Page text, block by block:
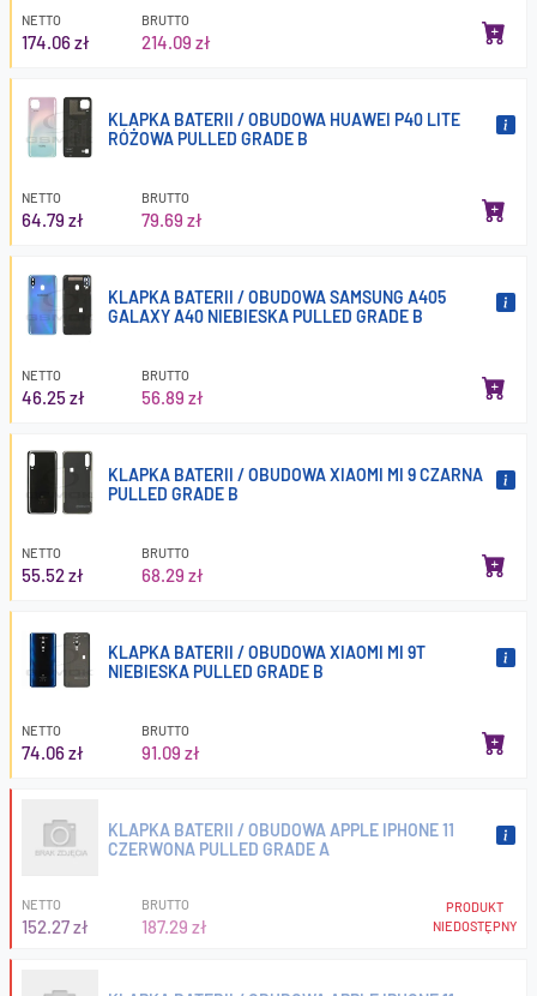
NETTO
174.06 zł
BRUTTO
214.09 zł
KLAPKA BATERII / OBUDOWA HUAWEI P40 LITE
RÓŻOWA PULLED GRADE B
NETTO
64.79 zł
BRUTTO
79.69 zł
KLAPKA BATERII / OBUDOWA SAMSUNG A405
GALAXY A40 NIEBIESKA PULLED GRADE B
NETTO
46.25 zł
BRUTTO
56.89 zł
KLAPKA BATERII / OBUDOWA XIAOMI MI 9 CZARNA
PULLED GRADE B
NETTO
55.52 zł
BRUTTO
68.29 zł
KLAPKA BATERII / OBUDOWA XIAOMI MI 9T
NIEBIESKA PULLED GRADE B
NETTO
74.06 zł
BRUTTO
91.09 zł
KLAPKA BATERII / OBUDOWA APPLE IPHONE 11
CZERWONA PULLED GRADE A
NETTO
152.27 zł
BRUTTO
187.29 zł
PRODUKT
NIEDOSTĘPNY